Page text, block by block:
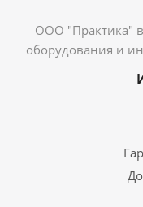
ООО "Практика"
оборудования и